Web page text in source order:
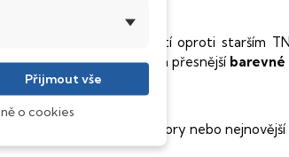
světelnou propustností oproti starším
), lepší úroveňkontrastu a přesnější
i náročné grafické editory nebo nejnovější
Přijmout vše
o cookies